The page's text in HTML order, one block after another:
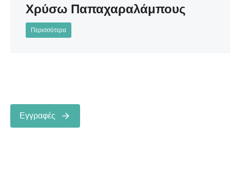
Χρύσω Παπαχαραλάμπους
Περισσότερα
Εγγραφές